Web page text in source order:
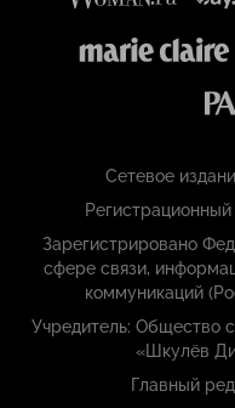
Сетевое
Зарегистрировано
сфере связи,
коммуникаций
Учредитель: Общество
«Шкулёв
Главный